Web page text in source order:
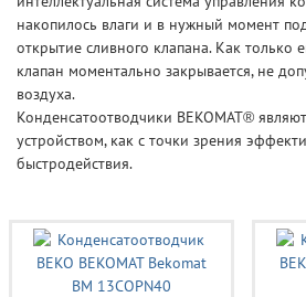
накопилось влаги и в нужный момент
открытие сливного клапана. Как только
клапан моментально закрывается, не
воздуха.
Конденсатоотводчики BEKOMAT®
устройством, как с точки зрения
быстродействия.